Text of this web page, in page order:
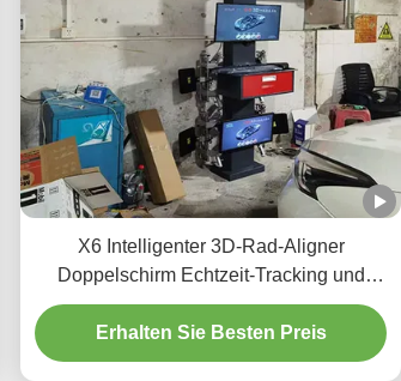
X6 Intelligenter 3D-Rad-Aligner
Doppelschirm Echtzeit-Tracking und
hochpräzise 3D-Bildgebung für eine
perfekte Ausrichtung
Erhalten Sie Besten Preis